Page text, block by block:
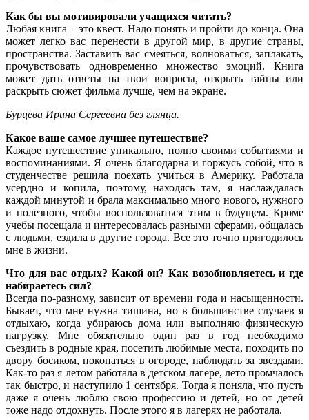
Как бы вы мотивировали учащихся читать?
Любая книга – это квест. Надо понять и пройти до конца. Она
может легко вас перенести в другой мир, в другие страны,
пространства. Заставить вас смеяться, волноваться, заплакать,
прочувствовать одновременно множество эмоций. Книга
может дать ответы на твои вопросы, открыть тайны или
раскрыть сюжет фильма лучше, чем на экране.
Бурцева Ирина Сергеевна без глянца.
Какое ваше самое лучшее путешествие?
Каждое путешествие уникально, полно своими событиями и
воспоминаниями. Я очень благодарна и горжусь собой, что в
студенчестве решила поехать учиться в Америку. Работала
усердно и копила, поэтому, находясь там, я наслаждалась
каждой минутой и брала максимально много нового, нужного
и полезного, чтобы воспользоваться этим в будущем. Кроме
учебы посещала и интересовалась разными сферами, общалась
с людьми, ездила в другие города. Все это точно пригодилось
мне в жизни.
Что для вас отдых? Какой он? Как возобновляетесь и где
набираетесь сил?
Всегда по-разному, зависит от времени года и насыщенности.
Бывает, что мне нужна тишина, но в большинстве случаев я
отдыхаю, когда убираюсь дома или выполняю физическую
нагрузку. Мне обязательно один раз в год необходимо
съездить в родные края, посетить любимые места, походить по
двору босиком, покопаться в огороде, наблюдать за звездами.
Как-то раз я летом работала в детском лагере, лето промчалось
так быстро, и наступило 1 сентября. Тогда я поняла, что пусть
даже я очень люблю свою профессию и детей, но от детей
тоже надо отдохнуть. После этого я в лагерях не работала.